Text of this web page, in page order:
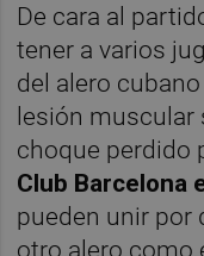
De cara al
tener a varios
del alero cubano
lesión muscular
choque perdido
Club Barcelona
pueden unir por
otro alero como